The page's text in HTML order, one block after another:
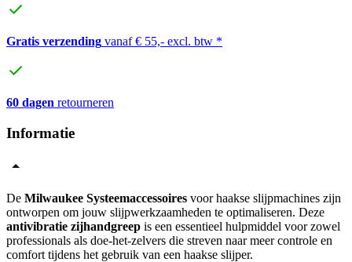
Gratis verzending vanaf € 55,- excl. btw *
60 dagen retourneren
Informatie
De Milwaukee Systeemaccessoires voor haakse slijpmachines zijn
ontworpen om jouw slijpwerkzaamheden te optimaliseren. Deze
antivibratie zijhandgreep is een essentieel hulpmiddel voor zowel
professionals als doe-het-zelvers die streven naar meer controle en
comfort tijdens het gebruik van een haakse slijper.